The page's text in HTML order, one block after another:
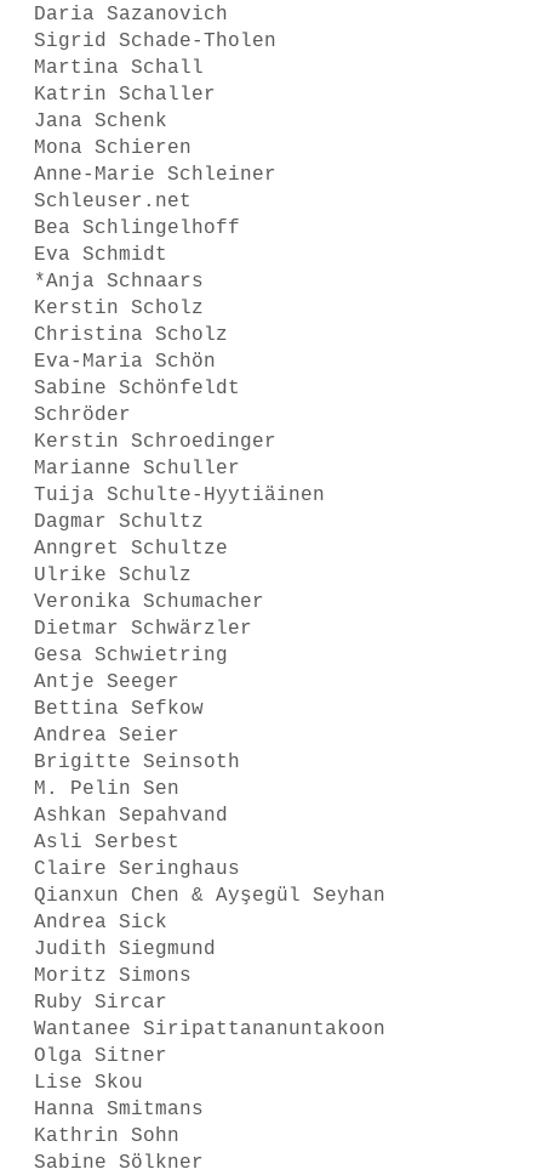
Daria Sazanovich
Sigrid Schade-Tholen
Martina Schall
Katrin Schaller
Jana Schenk
Mona Schieren
Anne-Marie Schleiner
Schleuser.net
Bea Schlingelhoff
Eva Schmidt
*Anja Schnaars
Kerstin Scholz
Christina Scholz
Eva-Maria Schön
Sabine Schönfeldt
Schröder
Kerstin Schroedinger
Marianne Schuller
Tuija Schulte-Hyytiäinen
Dagmar Schultz
Anngret Schultze
Ulrike Schulz
Veronika Schumacher
Dietmar Schwärzler
Gesa Schwietring
Antje Seeger
Bettina Sefkow
Andrea Seier
Brigitte Seinsoth
M. Pelin Sen
Ashkan Sepahvand
Asli Serbest
Claire Seringhaus
Qianxun Chen & Ayşegül Seyhan
Andrea Sick
Judith Siegmund
Moritz Simons
Ruby Sircar
Wantanee Siripattananuntakoon
Olga Sitner
Lise Skou
Hanna Smitmans
Kathrin Sohn
Sabine Sölkner